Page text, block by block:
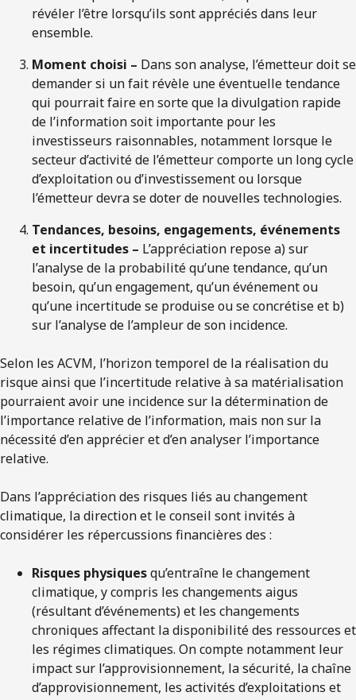
révéler l’être lorsqu’ils sont appréciés dans leur
ensemble.
Moment choisi – Dans son analyse, l’émetteur doit se
demander si un fait révèle une éventuelle tendance
qui pourrait faire en sorte que la divulgation rapide
de l’information soit importante pour les
investisseurs raisonnables, notamment lorsque le
secteur d’activité de l’émetteur comporte un long cycle
d’exploitation ou d’investissement ou lorsque
l’émetteur devra se doter de nouvelles technologies.
Tendances, besoins, engagements, événements
et incertitudes – L’appréciation repose a) sur
l’analyse de la probabilité qu’une tendance, qu’un
besoin, qu’un engagement, qu’un événement ou
qu’une incertitude se produise ou se concrétise et b)
sur l’analyse de l’ampleur de son incidence.
Selon les ACVM, l’horizon temporel de la réalisation du
risque ainsi que l’incertitude relative à sa matérialisation
pourraient avoir une incidence sur la détermination de
l’importance relative de l’information, mais non sur la
nécessité d’en apprécier et d’en analyser l’importance
relative.
Dans l’appréciation des risques liés au changement
climatique, la direction et le conseil sont invités à
considérer les répercussions financières des :
Risques physiquesqu’entraîne le changement
climatique, y compris les changements aigus
(résultant d’événements) et les changements
chroniques affectant la disponibilité des ressources et
les régimes climatiques. On compte notamment leur
impact sur l’approvisionnement, la sécurité, la chaîne
d’approvisionnement, les activités d’exploitations et